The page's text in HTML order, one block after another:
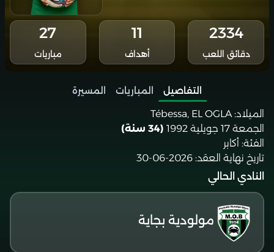
2334
دقائق اللعب
11
أهداف
27
مباريات
التفاصيل المباريات
المسيرة
الميلاد: Tébessa, EL OGLA
الجمعة 17 جويلية 1992
(34 سنة)
الفئة: أكابر
تاريخ نهاية العقد: 2026-06-30
النادي الحالي
مولودية بجاية